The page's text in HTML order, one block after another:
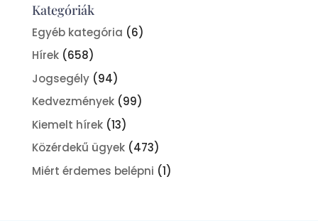
Kategóriák
Egyéb kategória (6)
Hírek(658)
Jogsegély(94)
Kedvezmények(99)
Kiemelt hírek(13)
Közérdekű ügyek(473)
Miért érdemes belépni (1)